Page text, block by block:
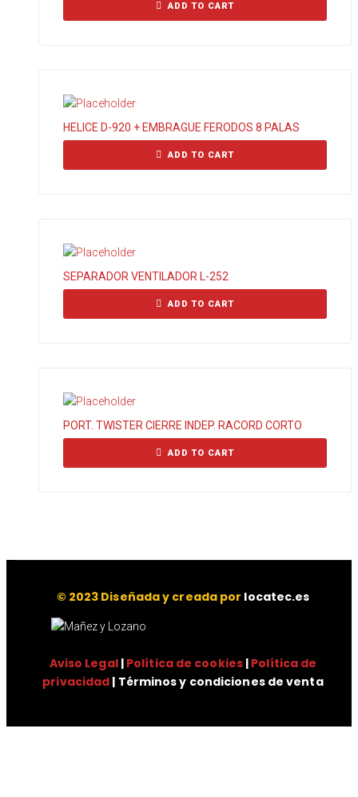
ADD TO CART
HELICE D-920 + EMBRAGUE FERODOS 8 PALAS
ADD TO CART
SEPARADOR VENTILADOR L-252
ADD TO CART
PORT. TWISTER CIERRE INDEP. RACORD CORTO
ADD TO CART
© 2023 Diseñada y creada por locatec.es
Aviso Legal| Política de cookies| Política de
privacidad | Términos y condiciones de venta